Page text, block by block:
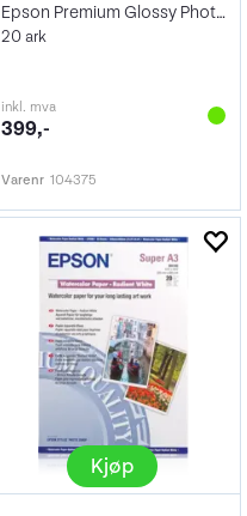
Epson Premium Glossy Photo Paper A3+ 250
20 ark
inkl. mva
399,-
Varenr 104375
Kjøp